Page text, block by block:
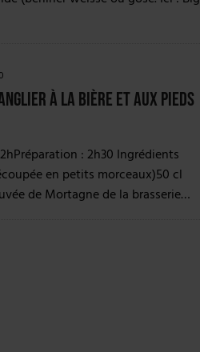
à la bière et aux pieds
: 2h30 Ingrédients
en petits morceaux)50 cl
de Mortagne de la brasserie…